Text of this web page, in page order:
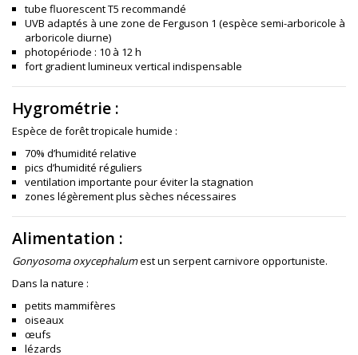
tube fluorescent T5 recommandé
UVB adaptés à une zone de Ferguson 1 (espèce semi-arboricole à
arboricole diurne)
photopériode : 10 à 12 h
fort gradient lumineux vertical indispensable
Hygrométrie :
Espèce de forêt tropicale humide :
70% d’humidité relative
pics d’humidité réguliers
ventilation importante pour éviter la stagnation
zones légèrement plus sèches nécessaires
Alimentation :
Gonyosoma oxycephalumest un serpent carnivore opportuniste.
Dans la nature :
petits mammifères
oiseaux
œufs
lézards